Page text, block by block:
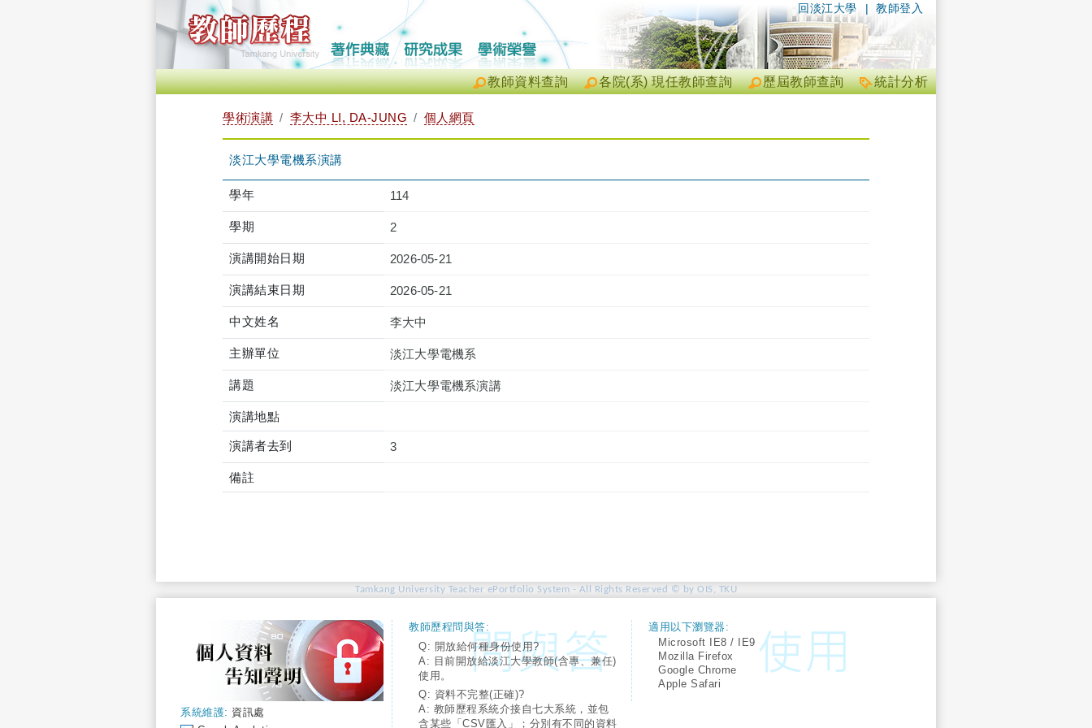
| 教師登入
回淡江大學
統計分析
歷屆教師查詢
各院(系) 現任教師查詢
教師資料查詢
學術演講 李大中 LI, DA-JUNG 個人網頁
淡江大學電機系演講
學年 114
學期 2
演講開始日期 2026-05-21
演講結束日期 2026-05-21
中文姓名 李大中
主辦單位 淡江大學電機系
講題 淡江大學電機系演講
演講地點
演講者去到 3
備註
Tamkang University Teacher ePortfolio System - All Rights Reserved © by OIS, TKU
系統維護: 資訊處
教師歷程問與答:
Q: 開放給何種身份使用?
A: 目前開放給淡江大學教師(含專、兼任)
使用。
Q: 資料不完整(正確)?
A: 教師歷程系統介接自七大系統，並包
含某些「CSV匯入」；分別有不同的資料
適用以下瀏覽器:
Microsoft IE8 / IE9
Mozilla Firefox
Google Chrome
Apple Safari